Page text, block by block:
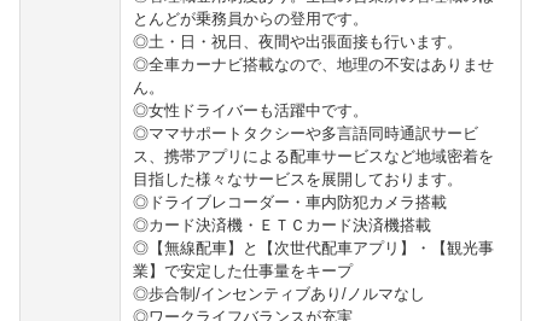
とんどが乗務員からの登用です。
◎土・日・祝日、夜間や出張面接も行います。
◎全車カーナビ搭載なので、地理の不安はありませ
ん。
◎女性ドライバーも活躍中です。
◎ママサポートタクシーや多言語同時通訳サービ
ス、携帯アプリによる配車サービスなど地域密着を
目指した様々なサービスを展開しております。
◎ドライブレコーダー・車内防犯カメラ搭載
◎カード決済機・ＥＴＣカード決済機搭載
◎【無線配車】と【次世代配車アプリ】・【観光事
業】で安定した仕事量をキープ
◎歩合制/インセンティブあり/ノルマなし
◎ワークライフバランスが充実